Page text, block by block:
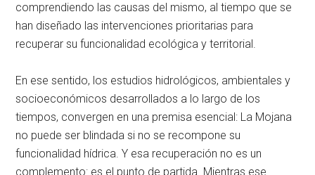
comprendiendo las causas del mismo, al tiempo que se
han diseñado las intervenciones prioritarias para
recuperar su funcionalidad ecológica y territorial.
En ese sentido, los estudios hidrológicos, ambientales y
socioeconómicos desarrollados a lo largo de los
tiempos, convergen en una premisa esencial: La Mojana
no puede ser blindada si no se recompone su
funcionalidad hídrica. Y esa recuperación no es un
complemento: es el punto de partida. Mientras ese